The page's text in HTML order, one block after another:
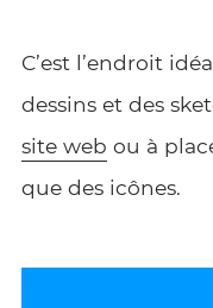
C’est l’endroit
dessins et des
site web ou à
que des icônes.